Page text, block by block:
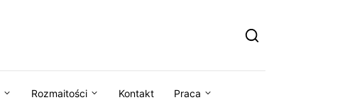
Rozmaitości Kontakt Praca